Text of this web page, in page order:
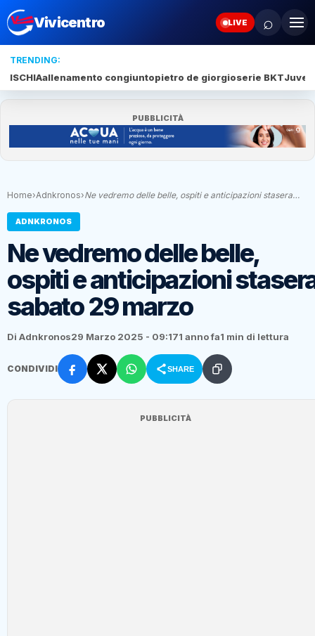
Vivicentro LIVE ⌕
TRENDING:
ISCHIAallenamento congiuntopietro de giorgioserie BKTJuve
PUBBLICITÀ
Home›Adnkronos›Ne vedremo delle belle, ospiti e anticipazioni stasera…
ADNKRONOS
Ne vedremo delle belle,
ospiti e anticipazioni
sabato 29 marzo
Di Adnkronos29 Marzo 2025 - 09:171 anno fa1 min di lettura
CONDIVIDI SHARE
PUBBLICITÀ